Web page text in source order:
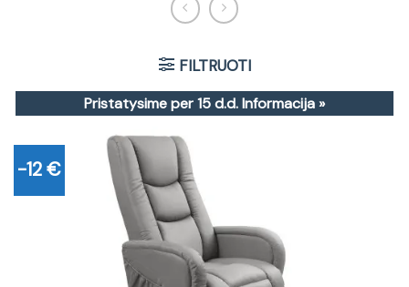
FILTRUOTI
Pristatysime per 15 d.d.Informacija »
-12 €